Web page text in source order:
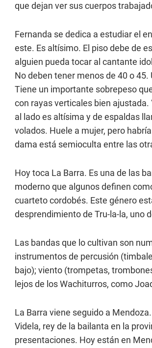
que dejan ver sus cuerpos
Fernanda se dedica a estudiar el
este. Es altísimo. El piso debe de
alguien pueda tocar al cantante
No deben tener menos de 40 o
Tiene un importante sobrepeso
con rayas verticales bien ajustada.
al lado es altísima y de espaldas
volados. Huele a mujer, pero
dama está semioculta entre las
Hoy toca La Barra. Es una de las
moderno que algunos definen
cuarteto cordobés. Este género
desprendimiento de Tru-la-la, uno
Las bandas que lo cultivan son
instrumentos de percusión
bajo); viento (trompetas,
lejos de los Wachiturros, como
La Barra viene seguido a
Videla, rey de la bailanta en la
presentaciones. Hoy están en